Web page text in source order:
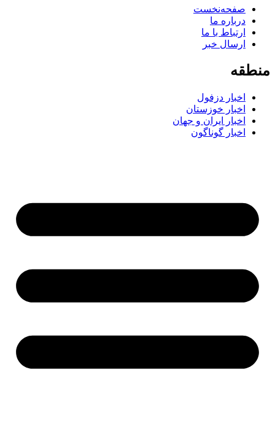
صفحه‌نخست
درباره ما
ارتباط با ما
ارسال خبر
اخبار دزفول
اخبار خوزستان
اخبار ایران و جهان
اخبار گوناگون